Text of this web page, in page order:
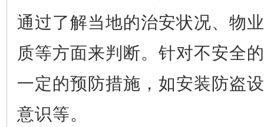
通过了解当地的治安状况、物
质等方面来判断。针对不安全
一定的预防措施，如安装防盗
意识等。